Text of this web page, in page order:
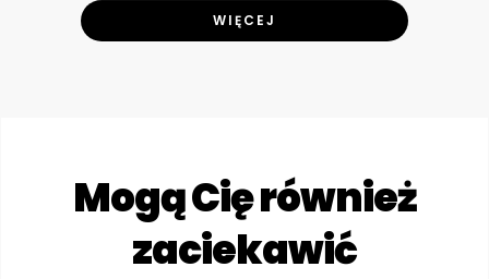
WIĘCEJ
Mogą Cię również
zaciekawić